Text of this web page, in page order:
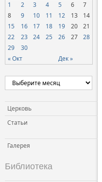
« Окт Дек »
1 2 3 4 5 6
7
8
9 10 11 12 13
14
15
16 17 18 19 20
21
22
23 24 25 26 27
28
29
30
Церковь
Статьи
Галерея
Библиотека